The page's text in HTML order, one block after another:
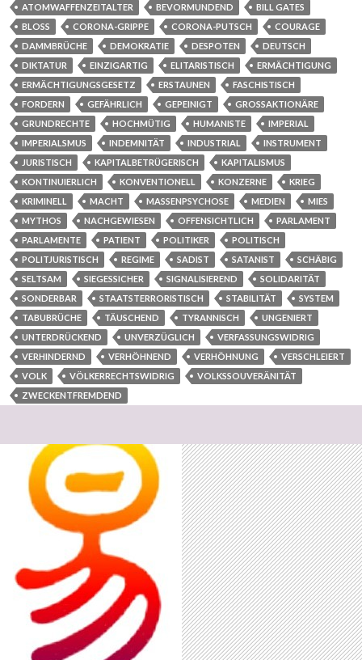
ATOMWAFFENZEITALTER
BEVORMUNDEND
BILL GATES
BLOSS
CORONA-GRIPPE CORONA-PUTSCH
COURAGE
DAMMBRÜCHE
DEMOKRATIE DESPOTEN
DEUTSCH
DIKTATUR
EINZIGARTIG ELITARISTISCH
ERMÄCHTIGUNG
ERMÄCHTIGUNGSGESETZ
ERSTAUNEN
FASCHISTISCH
FORDERN
GEFÄHRLICH GEPEINIGT
GROSSAKTIONÄRE
GRUNDRECHTE
HOCHMÜTIG HUMANISTE
IMPERIAL
IMPERIALSMUS
INDEMNITÄT INDUSTRIAL
INSTRUMENT
JURISTISCH
KAPITALBETRÜGERISCH
KAPITALISMUS
KONTINUIERLICH
KONVENTIONELL KONZERNE
KRIEG
KRIMINELL
MACHT MASSENPSYCHOSE MEDIEN
MIES
MYTHOS
NACHGEWIESEN OFFENSICHTLICH
PARLAMENT
PARLAMENTE
PATIENT POLITIKER
POLITISCH
POLITJURISTISCH
REGIME SADIST SATANIST
SCHÄBIG
SELTSAM
SIEGESSICHER SIGNALISIEREND
SOLIDARITÄT
SONDERBAR
STAATSTERRORISTISCH STABILITÄT
SYSTEM
TABUBRÜCHE
TÄUSCHEND TYRANNISCH
UNGENIERT
UNTERDRÜCKEND
UNVERZÜGLICH
VERFASSUNGSWIDRIG
VERHINDERND
VERHÖHNEND VERHÖHNUNG
VERSCHLEIERT
VOLK
VÖLKERRECHTSWIDRIG
VOLKSSOUVERÄNITÄT
ZWECKENTFREMDEND